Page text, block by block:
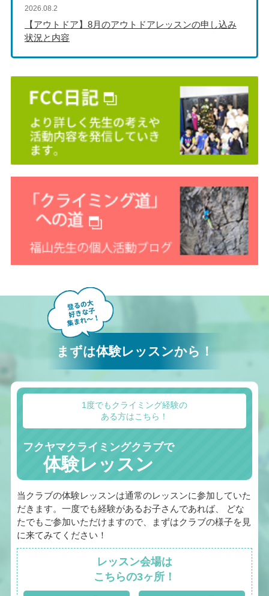
【アウトドア】8月のアウトドアレッスンの申し込み
状況と内容
2026.08.2
まずは体験レッスンから！
1度でもクライミング経験の
ある方はこちら！
フクヤマクライミングクラブで
体験レッスン
当クラブの体験レッスンは通常のレッスンに参加していた
だきます。一度でも経験があるお子さんであれば、 どな
たでもご参加いただけますので、まずはクラブの様子を見
に来てみてください！
レッスン会場は
こちらの3ヶ所！